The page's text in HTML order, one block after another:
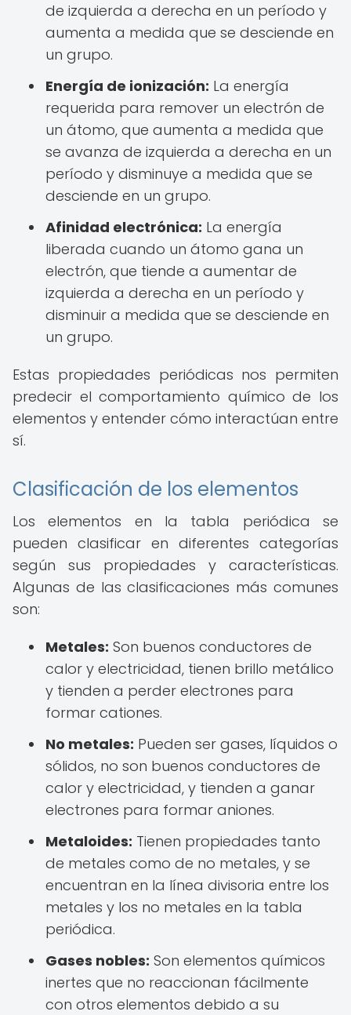
de izquierda a derecha en un período y
aumenta a medida que se desciende en
un grupo.
Energía de ionización: La energía
requerida para remover un electrón de
un átomo, que aumenta a medida que
se avanza de izquierda a derecha en un
período y disminuye a medida que se
desciende en un grupo.
Afinidad electrónica: La energía
liberada cuando un átomo gana un
electrón, que tiende a aumentar de
izquierda a derecha en un período y
disminuir a medida que se desciende en
un grupo.
Estas propiedades periódicas nos permiten
predecir el comportamiento químico de los
elementos y entender cómo interactúan entre
sí.
Clasificación de los elementos
Los elementos en la tabla periódica se
pueden clasificar en diferentes categorías
según sus propiedades y características.
Algunas de las clasificaciones más comunes
son:
Metales: Son buenos conductores de
calor y electricidad, tienen brillo metálico
y tienden a perder electrones para
formar cationes.
No metales: Pueden ser gases, líquidos o
sólidos, no son buenos conductores de
calor y electricidad, y tienden a ganar
electrones para formar aniones.
Metaloides: Tienen propiedades tanto
de metales como de no metales, y se
encuentran en la línea divisoria entre los
metales y los no metales en la tabla
periódica.
Gases nobles: Son elementos químicos
inertes que no reaccionan fácilmente
con otros elementos debido a su